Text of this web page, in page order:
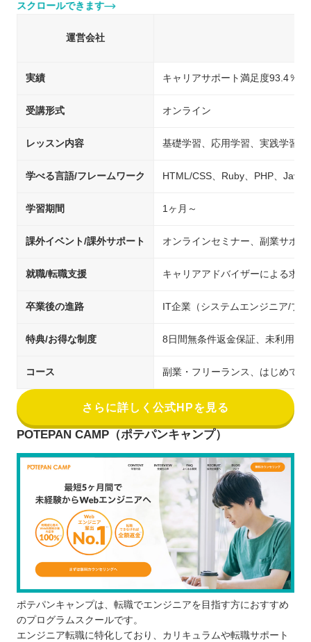
スクロールできます
運営会社
実績 キャリアサポート満足度93.4％
受講形式 オンライン
レッスン内容 基礎学習、応用学習、実践学習
学べる言語/フレームワーク HTML/CSS、Ruby、PHP、Java
学習期間 1ヶ月～
課外イベント/課外サポート オンラインセミナー、副業サポー
就職/転職支援 キャリアアドバイザーによる求人
卒業後の進路 IT企業（システムエンジニア/プ
特典/お得な制度 8日間無条件返金保証、未利用期
コース 副業・フリーランス、はじめて
さらに詳しく公式HPを見る
POTEPAN CAMP（ポテパンキャンプ）
ポテパンキャンプは、転職でエンジニアを目指す方におすすめ
のプログラムスクールです。
エンジニア転職に特化しており、カリキュラムや転職サポート